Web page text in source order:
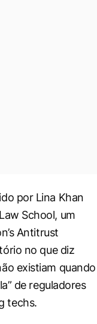
por Lina Khan
School, um
Antitrust
no que diz
existiam quando
de reguladores
techs.